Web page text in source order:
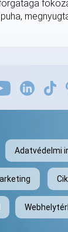
Adatvédelmi